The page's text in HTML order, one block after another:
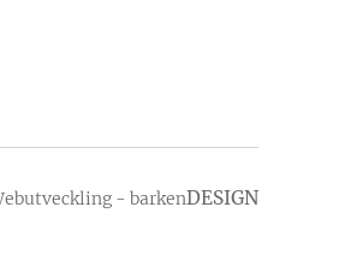
- barkenDESIGN